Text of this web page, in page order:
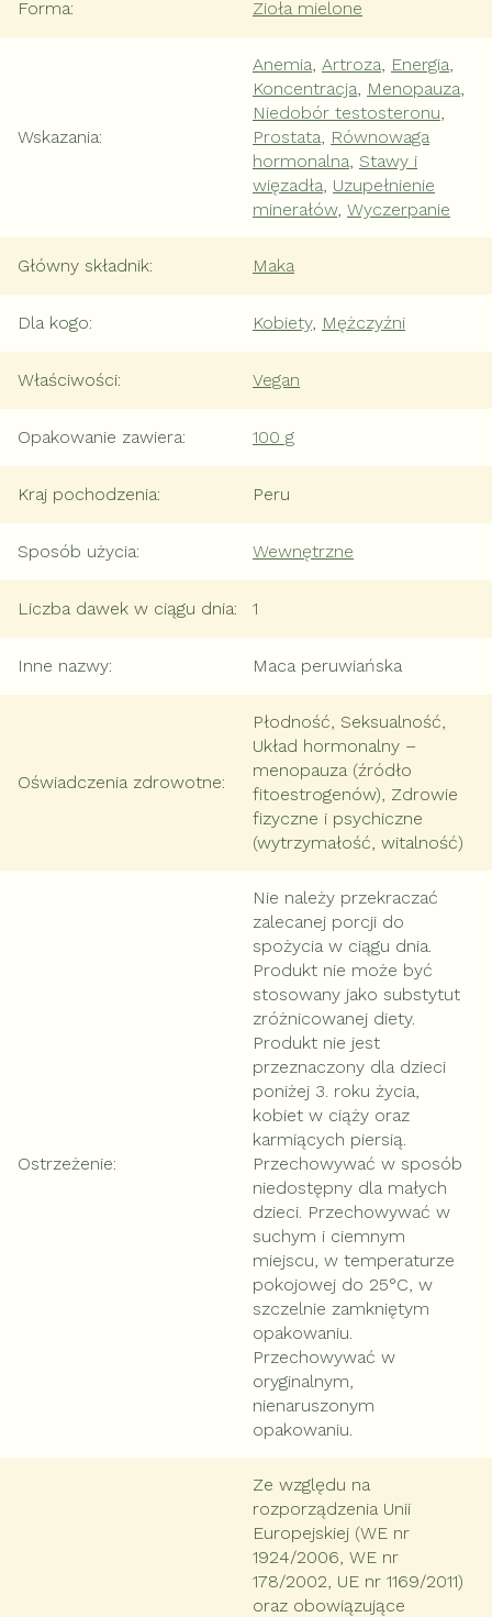
Forma: Zioła mielone
Wskazania:
Anemia, Artroza, Energia,
Koncentracja, Menopauza,
Niedobór testosteronu,
Prostata, Równowaga
hormonalna, Stawy i
więzadła, Uzupełnienie
minerałów, Wyczerpanie
Główny składnik: Maka
Dla kogo: Kobiety, Mężczyźni
Właściwości: Vegan
Opakowanie zawiera: 100 g
Kraj pochodzenia: Peru
Sposób użycia: Wewnętrzne
Liczba dawek w ciągu dnia: 1
Inne nazwy: Maca peruwiańska
Oświadczenia zdrowotne:
Płodność, Seksualność,
Układ hormonalny –
menopauza (źródło
fitoestrogenów), Zdrowie
fizyczne i psychiczne
(wytrzymałość, witalność)
Ostrzeżenie:
Nie należy przekraczać
zalecanej porcji do
spożycia w ciągu dnia.
Produkt nie może być
stosowany jako substytut
zróżnicowanej diety.
Produkt nie jest
przeznaczony dla dzieci
poniżej 3. roku życia,
kobiet w ciąży oraz
karmiących piersią.
Przechowywać w sposób
niedostępny dla małych
dzieci. Przechowywać w
suchym i ciemnym
miejscu, w temperaturze
pokojowej do 25°C, w
szczelnie zamkniętym
opakowaniu.
Przechowywać w
oryginalnym,
nienaruszonym
opakowaniu.
Ze względu na
rozporządzenia Unii
Europejskiej (WE nr
1924/2006, WE nr
178/2002, UE nr 1169/2011)
oraz obowiązujące